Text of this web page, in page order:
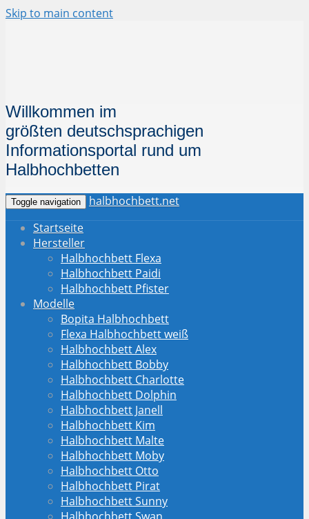
Skip to main content
Willkommen im
größten deutschsprachigen
Informationsportal rund um
Halbhochbetten
Toggle navigation
halbhochbett.net
Startseite
Hersteller
Halbhochbett Flexa
Halbhochbett Paidi
Halbhochbett Pfister
Modelle
Bopita Halbhochbett
Flexa Halbhochbett weiß
Halbhochbett Alex
Halbhochbett Bobby
Halbhochbett Charlotte
Halbhochbett Dolphin
Halbhochbett Janell
Halbhochbett Kim
Halbhochbett Malte
Halbhochbett Moby
Halbhochbett Otto
Halbhochbett Pirat
Halbhochbett Sunny